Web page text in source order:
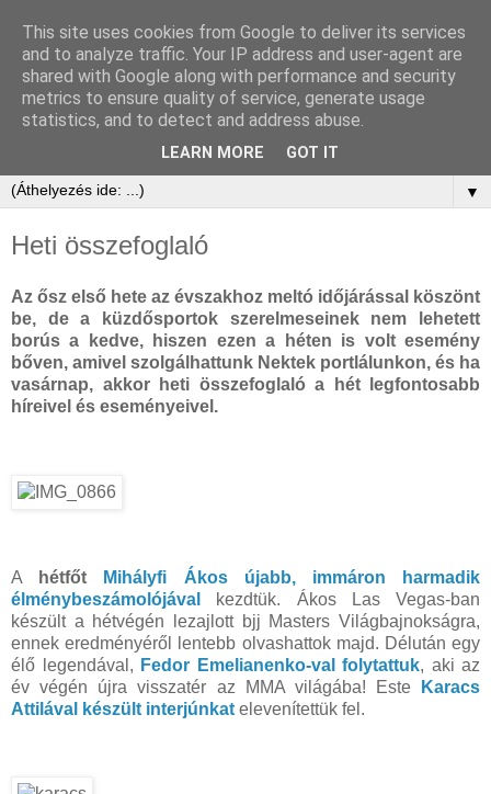
▼
Heti összefoglaló
Az ősz első hete az évszakhoz meltó időjárással köszönt
be, de a küzdősportok szerelmeseinek nem lehetett
borús a kedve, hiszen ezen a héten is volt esemény
bőven, amivel szolgálhattunk Nektek portlálunkon, és ha
vasárnap, akkor heti összefoglaló a hét legfontosabb
híreivel és eseményeivel.
A hétfőt
Mihályfi Ákos újabb, immáron harmadik
élménybeszámolójával
kezdtük. Ákos Las Vegas-ban
készült a hétvégén lezajlott bjj Masters Világbajnokságra,
ennek eredményéről lentebb olvashattok majd. Délután egy
élő legendával, Fedor Emelianenko-val folytattuk, aki az
év végén újra visszatér az MMA világába! Este
Karacs
Attilával készült interjúnkat elevenítettük fel.
This site uses cookies from Google to deliver its services
and to analyze traffic. Your IP address and user-agent are
shared with Google along with performance and security
metrics to ensure quality of service, generate usage
statistics, and to detect and address abuse.
LEARN MORE GOT IT